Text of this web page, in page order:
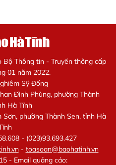
Bộ Thông tin - Truyền thông cấp
01 năm 2022.
Sỹ Đống
Đình Phùng, phường Thành
Hà Tĩnh
Sơn, phường Thành Sen, tỉnh Hà
- (023)93.693.427
- toasoan@baohatinh.vn
- Email quảng cáo: